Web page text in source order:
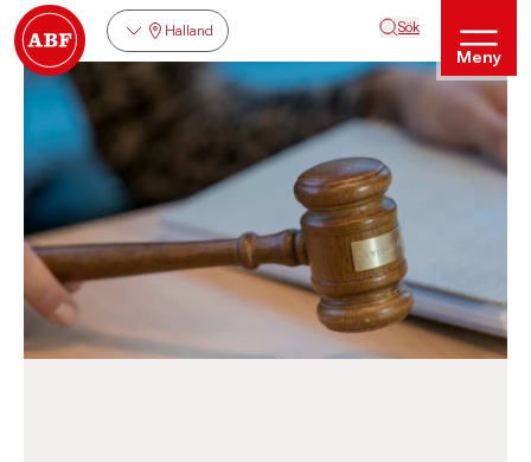
Halland Sök
Meny